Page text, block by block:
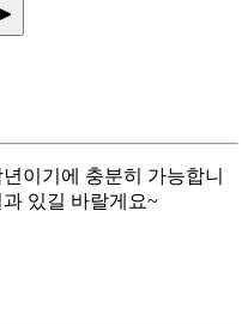
이기에 충분히 가능합니
있길 바랄게요~